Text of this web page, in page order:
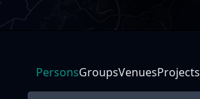
PersonsGroupsVenuesProjects